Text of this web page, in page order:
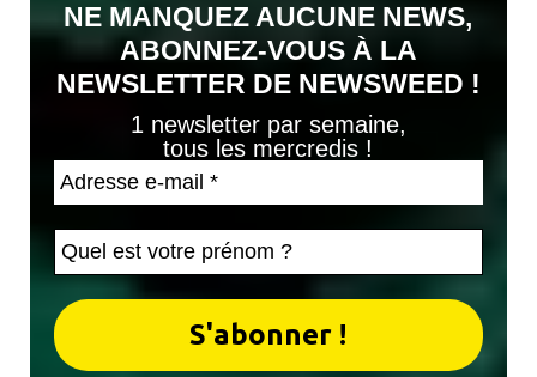
NE MANQUEZ AUCUNE NEWS,
ABONNEZ-VOUS À LA
NEWSLETTER DE NEWSWEED !
1 newsletter par semaine,
tous les mercredis !